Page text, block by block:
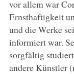
vor allem war
Ernsthaftigkeit
und die Werke
informiert war.
sorgfältig
andere Künstler